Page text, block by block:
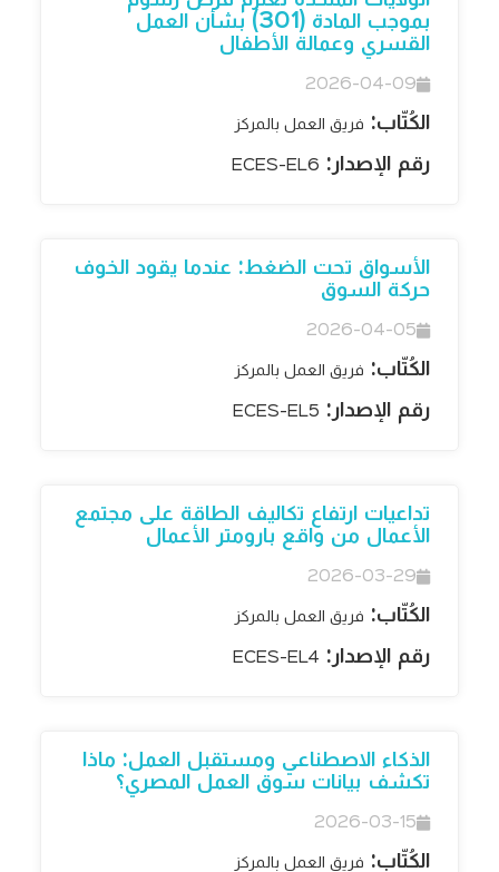
بموجب المادة (301) بشأن العمل
القسري وعمالة الأطفال
2026-04-09
الكُتّاب: فريق العمل بالمركز
رقم الإصدار: ECES-EL6
الأسواق تحت الضغط: عندما يقود الخوف
حركة السوق
2026-04-05
الكُتّاب: فريق العمل بالمركز
رقم الإصدار: ECES-EL5
تداعيات ارتفاع تكاليف الطاقة على مجتمع
الأعمال من واقع بارومتر الأعمال
2026-03-29
الكُتّاب: فريق العمل بالمركز
رقم الإصدار: ECES-EL4
الذكاء الاصطناعي ومستقبل العمل: ماذا
تكشف بيانات سوق العمل المصري؟
2026-03-15
الكُتّاب: فريق العمل بالمركز